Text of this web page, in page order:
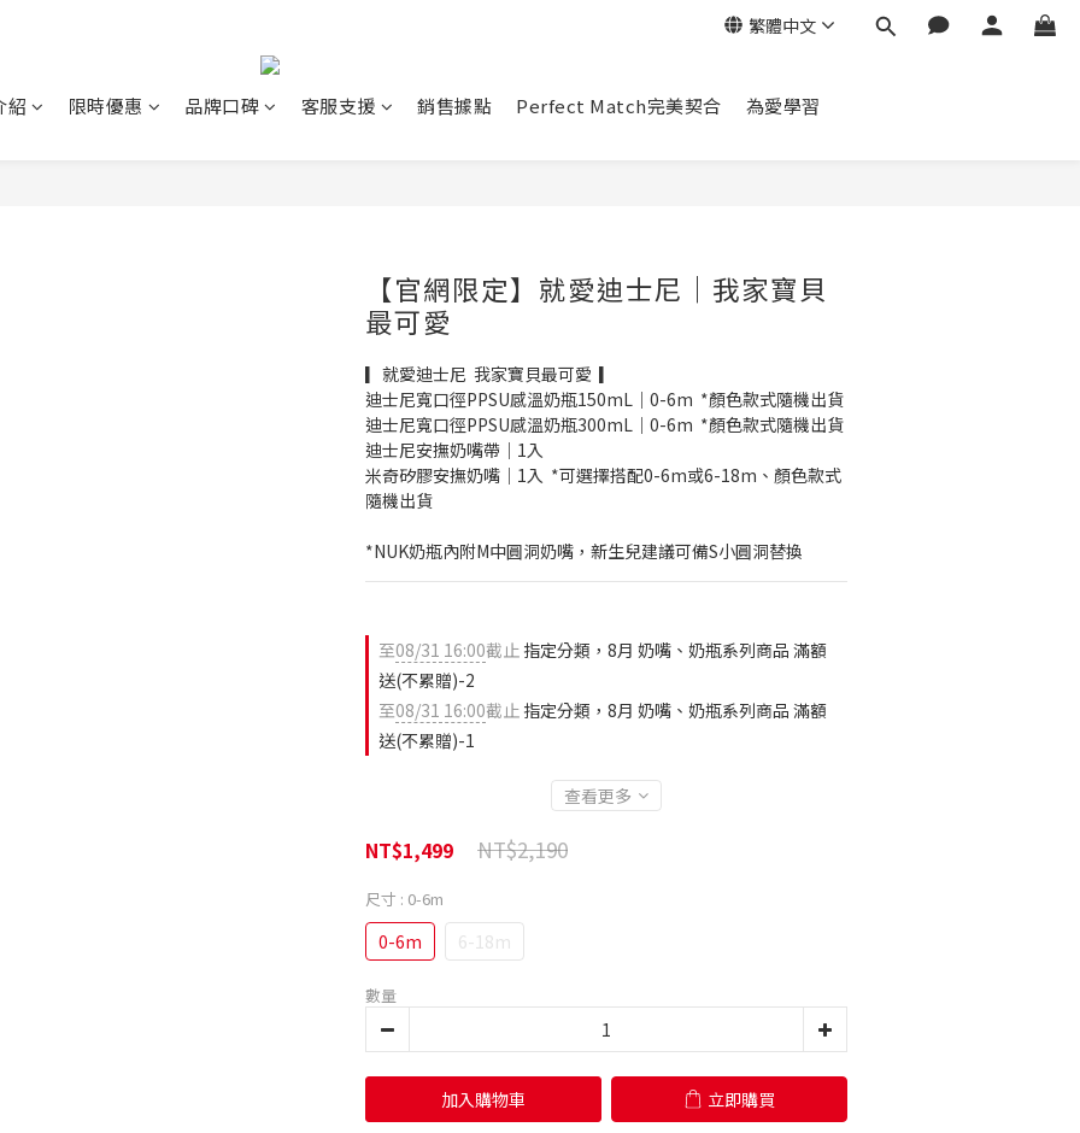
繁體中文
紹 限時優惠 品牌口碑 客服支援 銷售據點 Perfect Match完美契合 為愛學習
【官網限定】就愛迪士尼｜我家寶貝
最可愛
▎就愛迪士尼  我家寶貝最可愛  ▎
迪士尼寬口徑PPSU感溫奶瓶150mL｜0-6m  *顏色款式隨機出貨
迪士尼寬口徑PPSU感溫奶瓶300mL｜0-6m  *顏色款式隨機出貨
迪士尼安撫奶嘴帶｜1入
米奇矽膠安撫奶嘴｜1入  *可選擇搭配0-6m或6-18m、顏色款式
隨機出貨
*NUK奶瓶內附M中圓洞奶嘴，新生兒建議可備S小圓洞替換
至08/31 16:00截止 指定分類，8月 奶嘴、奶瓶系列商品 滿額
送(不累贈)-2
至08/31 16:00截止 指定分類，8月 奶嘴、奶瓶系列商品 滿額
送(不累贈)-1
查看更多
NT$1,499 NT$2,190
尺寸 : 0-6m
0-6m 6-18m
數量
加入購物車 立即購買